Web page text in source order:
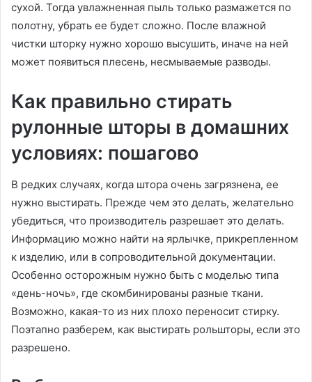
сухой. Тогда увлажненная пыль только размажется по
полотну, убрать ее будет сложно. После влажной
чистки шторку нужно хорошо высушить, иначе на ней
может появиться плесень, несмываемые разводы.
Как правильно стирать
рулонные шторы в домашних
условиях: пошагово
В редких случаях, когда штора очень загрязнена, ее
нужно выстирать. Прежде чем это делать, желательно
убедиться, что производитель разрешает это делать.
Информацию можно найти на ярлычке, прикрепленном
к изделию, или в сопроводительной документации.
Особенно осторожным нужно быть с моделью типа
«день-ночь», где скомбинированы разные ткани.
Возможно, какая-то из них плохо переносит стирку.
Поэтапно разберем, как выстирать рольшторы, если это
разрешено.